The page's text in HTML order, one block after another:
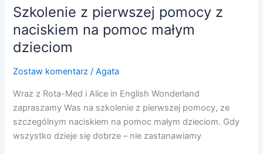
Szkolenie z pierwszej pomocy z
naciskiem na pomoc małym
dzieciom
Zostaw komentarz /Agata
Wraz z Rota-Med i Alice in English Wonderland
zapraszamy Was na szkolenie z pierwszej pomocy, ze
szczególnym naciskiem na pomoc małym dzieciom. Gdy
wszystko dzieje się dobrze – nie zastanawiamy